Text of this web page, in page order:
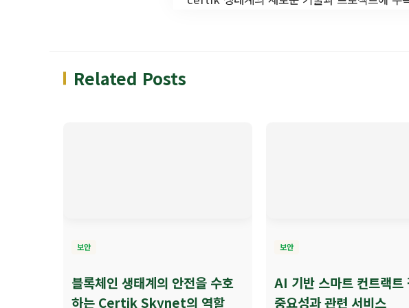
Related Posts
보안
블록체인 생태계의 안전을 수호
하는 Certik Skynet의 역할
보안
AI 기반 스마트 컨트랙트
중요성과 관련 서비스